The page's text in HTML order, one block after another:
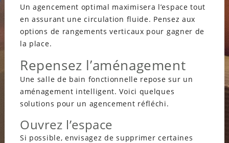
Un agencement optimal maximisera l’espace tout
en assurant une circulation fluide. Pensez aux
options de rangements verticaux pour gagner de
la place.
Repensez l’aménagement
Une salle de bain fonctionnelle repose sur un
aménagement intelligent. Voici quelques
solutions pour un agencement réfléchi.
Ouvrez l’espace
Si possible, envisagez de supprimer certaines